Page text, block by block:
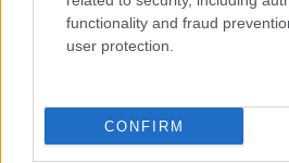
functionality and fraud
user protection.
CONFIRM
Augusztus 21. és 29. között, a
meghirdetett